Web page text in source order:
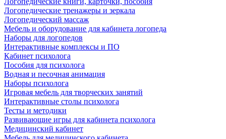
Логопедические тренажеры и зеркала
Логопедический массаж
Мебель и оборудование для кабинета логопеда
Наборы для логопедов
Интерактивные комплексы и ПО
Кабинет психолога
Пособия для психолога
Водная и песочная анимация
Наборы психолога
Игровая мебель для творческих занятий
Интерактивные столы психолога
Тесты и методики
Развивающие игры для кабинета психолога
Медицинский кабинет